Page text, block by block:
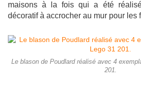
maisons à la fois qui a été
décoratif à accrocher au mur pour les
Le blason de Poudlard réalisé avec 4
201.